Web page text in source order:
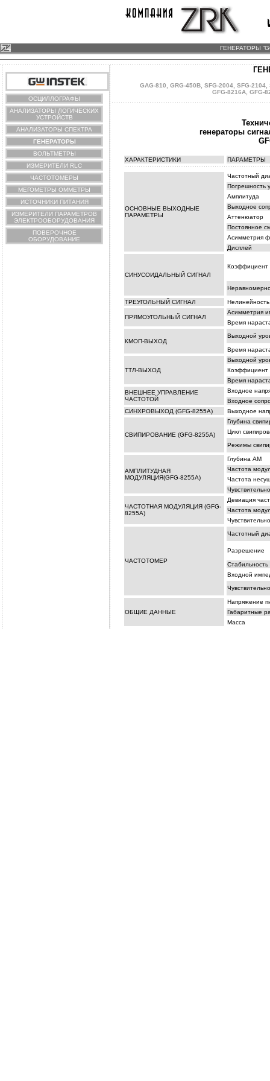
ГЕНЕРАТОРЫ
ОСЦИЛЛОГРАФЫ
АНАЛИЗАТОРЫ ЛОГИЧЕСКИХ
УСТРОЙСТВ
АНАЛИЗАТОРЫ СПЕКТРА
ГЕНЕРАТОРЫ
ВОЛЬТМЕТРЫ
ИЗМЕРИТЕЛИ RLC
ЧАСТОТОМЕРЫ
МЕГОМЕТРЫ ОММЕТРЫ
ИСТОЧНИКИ ПИТАНИЯ
ИЗМЕРИТЕЛИ ПАРАМЕТРОВ
ЭЛЕКТРООБОРУДОВАНИЯ
ПОВЕРОЧНОЕ
ОБОРУДОВАНИЕ
GAG-810, GRG-450B, SFG-2004, SFG-2104,
GFG-8216A, GFG-
генераторы
ХАРАКТЕРИСТИКИ ПАРАМЕТРЫ
ОСНОВНЫЕ ВЫХОДНЫЕ
ПАРАМЕТРЫ
Частотный
Погрешность
Амплитуда
Выходное
Аттенюатор
Постоянное
Асимметрия
Дисплей
СИНУСОИДАЛЬНЫЙ СИГНАЛ
Коэффициент
ТРЕУГОЛЬНЫЙ СИГНАЛ Нелинейность
ПРЯМОУГОЛЬНЫЙ СИГНАЛ
Асимметрия
Время
КМОП-ВЫХОД
Выходной
Время
ТТЛ-ВЫХОД
Выходной
Коэффициент
Время
ВНЕШНЕЕ УПРАВЛЕНИЕ
ЧАСТОТОЙ
Входное
Входное
СИНХРОВЫХОД (GFG-8255A)
Выходное
СВИПИРОВАНИЕ (GFG-8255A)
Глубина
Цикл
Режимы
АМПЛИТУДНАЯ
МОДУЛЯЦИЯ(GFG-8255A)
Глубина АМ
Частота
Частота
ЧАСТОТНАЯ МОДУЛЯЦИЯ (GFG-
8255A)
Девиация
Частота
ЧАСТОТОМЕР
Частотный
Разрешение
Входной
ОБЩИЕ ДАННЫЕ
Напряжение
Габаритные
Масса